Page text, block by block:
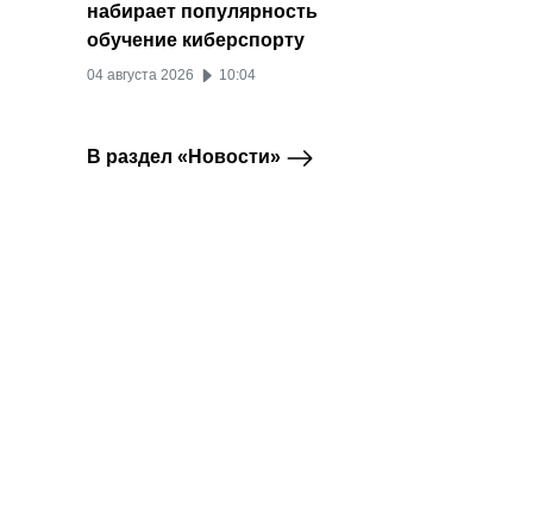
набирает популярность
обучение киберспорту
04 августа 2026 10:04
В раздел «Новости»